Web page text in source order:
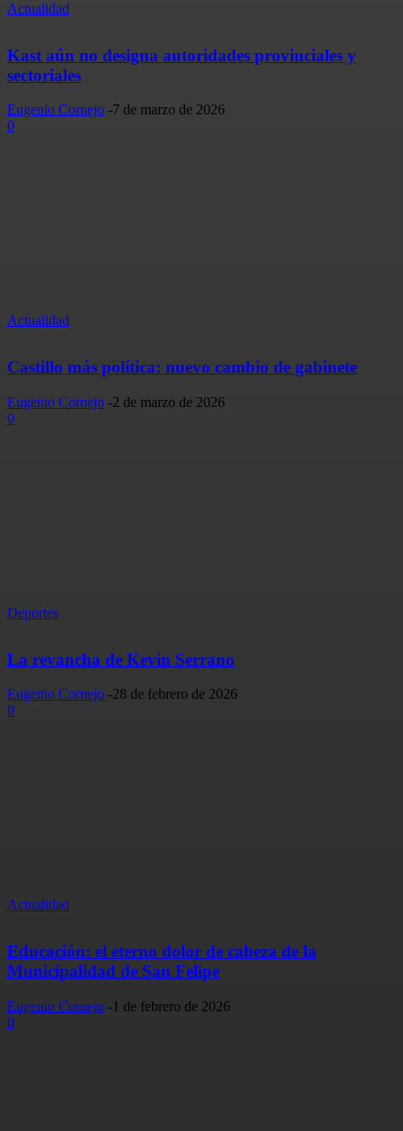
Actualidad
Kast aún no designa autoridades provinciales y
sectoriales
Eugenio Cornejo -7 de marzo de 2026
0
Actualidad
Castillo más política: nuevo cambio de gabinete
Eugenio Cornejo -2 de marzo de 2026
0
Deportes
La revancha de Kevin Serrano
Eugenio Cornejo -28 de febrero de 2026
0
Actualidad
Educación: el eterno dolor de cabeza de la
Municipalidad de San Felipe
Eugenio Cornejo -1 de febrero de 2026
0